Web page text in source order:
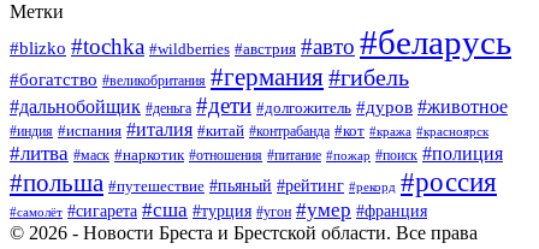
Метки
#blizko #tochka #wildberries #австрия #авто #беларусь
#богатство #великобритания #германия#гибель
#дальнобойщик #деньга #дети #долгожитель #дуров #животное
#индия #испания #италия #китай #контрабанда #кот #кража #красноярск
#литва #маск #наркотик #отношения #питание #пожар #поиск #полиция
#польша #путешествие #пьяный #рейтинг #рекорд #россия
#самолёт #сигарета #сша #турция #угон #умер #франция
© 2026 - Новости Бреста и Брестской области. Все права